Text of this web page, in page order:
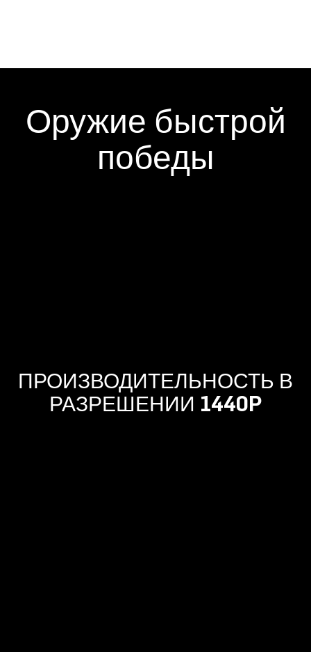
Оружие быстрой
победы
ПРОИЗВОДИТЕЛЬНОСТЬ В
РАЗРЕШЕНИИ 1440P